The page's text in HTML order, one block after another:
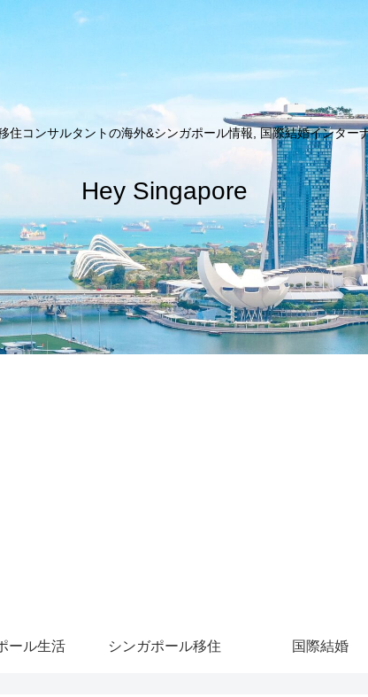
住コンサルタントの海外&シンガポール情報, 国際結婚インター
Hey Singapore
ール生活 シンガポール移住 国際結婚